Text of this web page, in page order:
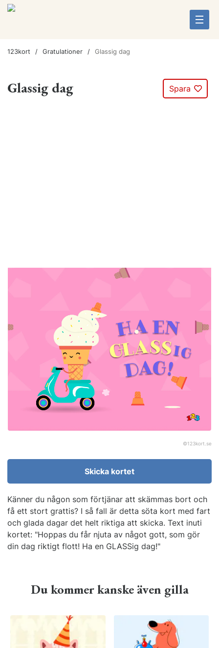
123kort Gratulationer Glassig dag
Glassig dag Spara
©123kort.se
Skicka kortet
Känner du någon som förtjänar att skämmas bort och
få ett stort grattis? I så fall är detta söta kort med fart
och glada dagar det helt riktiga att skicka. Text inuti
kortet: "Hoppas du får njuta av något gott, som gör
din dag riktigt flott! Ha en GLASSig dag!"
Du kommer kanske även gilla